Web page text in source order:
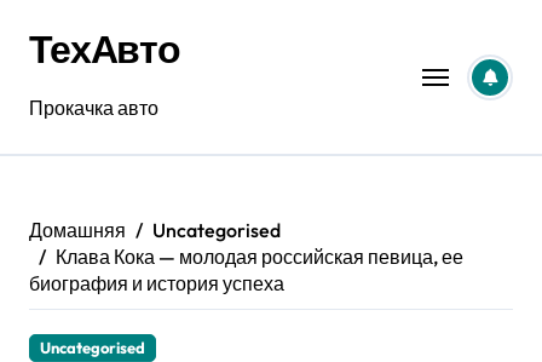
содержанию
ТехАвто
Прокачка авто
Домашняя
Uncategorised
Клава Кока — молодая российская певица, ее
биография и история успеха
Uncategorised